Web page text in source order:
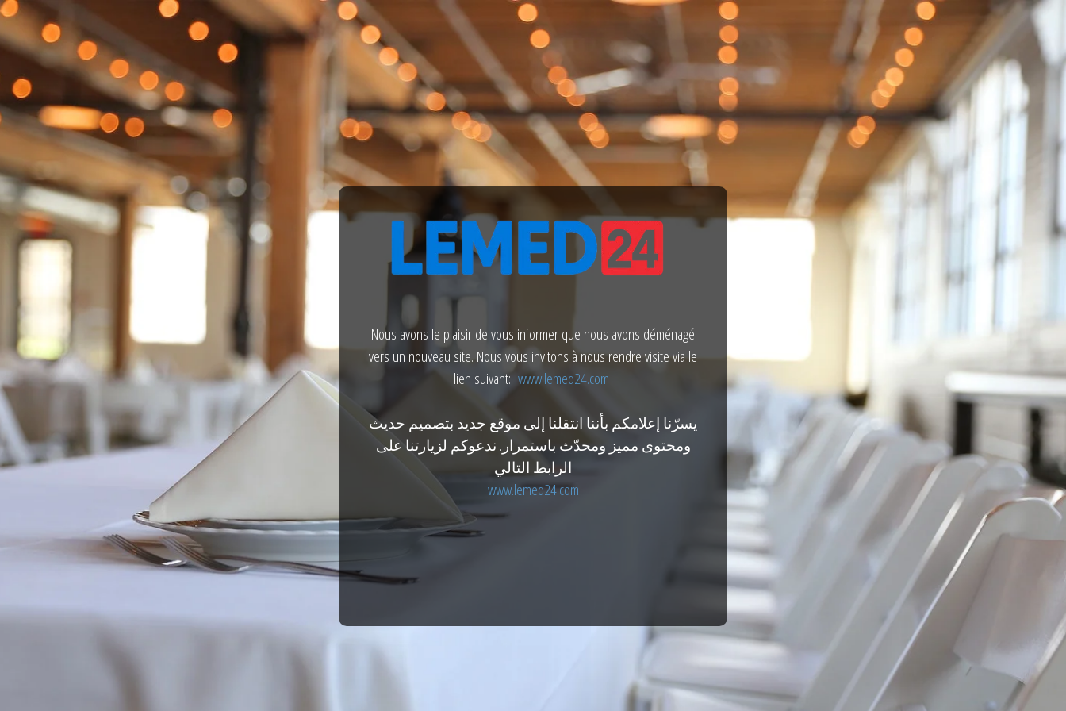
Nous avons le plaisir de vous informer que nous avons déménagé
vers un nouveau site. Nous vous invitons à nous rendre visite via le
lien suivant: www.lemed24.com
يسرّنا إعلامكم بأننا انتقلنا إلى موقع جديد بتصميم حديث
ومحتوى مميز ومحدّث باستمرار. ندعوكم لزيارتنا على
الرابط التالي
www.lemed24.com